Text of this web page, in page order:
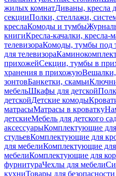
жилых комнатДиваны, кресла
секцииПолки, стеллажи,
креслаКомоды и тумбы
книгиКресла-качалки, кресла-
телевизораКомоды, тумбы под
для телевизора
прихожейСекции, тумбы в
хранения в прихожуюВешалки,
зонтовБанкетки, скамьи
мебельШкафы для детской
детскойДетские комоды
матрасыМатрасы в кроватку
детскиеМебель для детского
аксессуарыКомплектующие для
стульевКомплектующие для
для мебелиКомплектующие
мебелиКомплектующие для
фурнитураЧехлы для мебели
кухниТовары для безопасности